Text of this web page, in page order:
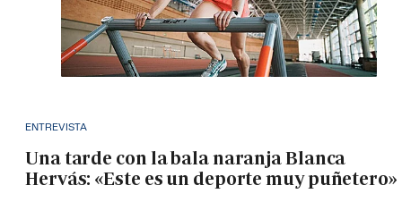
ENTREVISTA
Una tarde con la bala naranja Blanca
Hervás: «Este es un deporte muy puñetero»